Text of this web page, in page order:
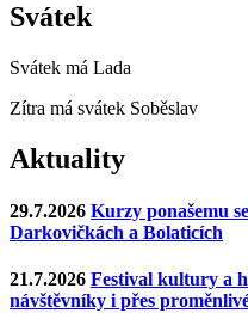
Svátek
Svátek má Lada
Zítra má svátek Soběslav
Aktuality
29.7.2026 Kurzy ponašemu
Darkovičkách a Bolaticích
21.7.2026 Festival kultury a
návštěvníky i přes